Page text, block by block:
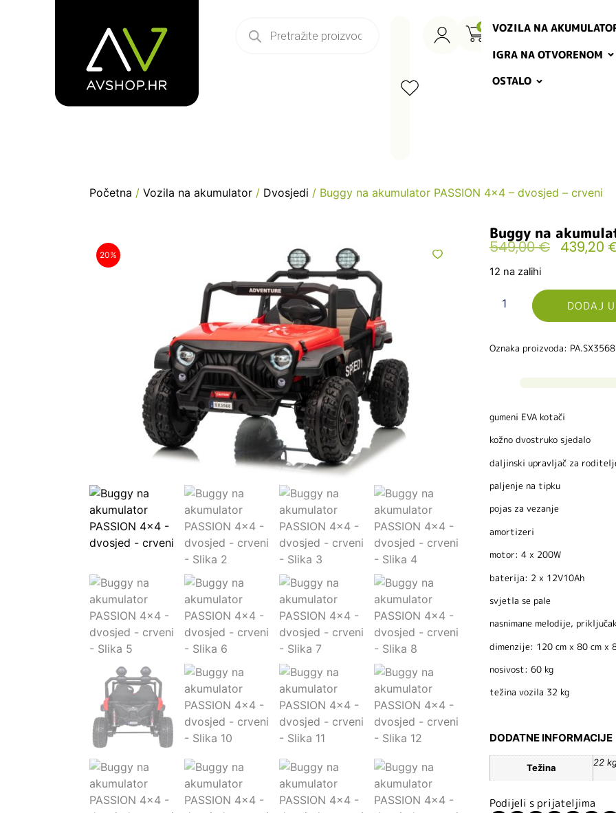
0 VOZILA NA
IGRA NA OTVORENOM
OSTALO
Početna / Vozila na akumulator / Dvosjedi / Buggy na akumulator PASSION 4×4 – dvosjed – crveni
20%
Buggy na
549,00€ 439,20
12 na zalihi
DODAJ
Oznaka proizvoda:
gumeni EVA kotači
kožno dvostruko sjedalo
daljinski upravljač za
paljenje na tipku
pojas za vezanje
amortizeri
motor: 4 x 200W
baterija: 2 x 12V10Ah
svjetla se pale
nasnimane melodije,
dimenzije: 120 cm x 80 cm x
nosivost: 60 kg
težina vozila 32 kg
DODATNE INFORMACIJE
Težina 22
Podijeli s prijateljima